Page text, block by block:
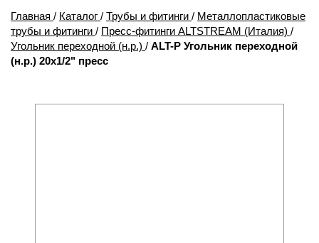
Главная / Каталог / Трубы и фитинги / Металлопластиковые
трубы и фитинги / Пресс-фитинги ALTSTREAM (Италия) /
Угольник переходной (н.р.) / ALT-P Угольник переходной
(н.р.) 20х1/2" пресс